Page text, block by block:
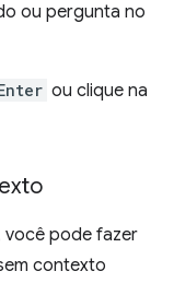
ou pergunta no
ou clique na
você pode fazer
contexto